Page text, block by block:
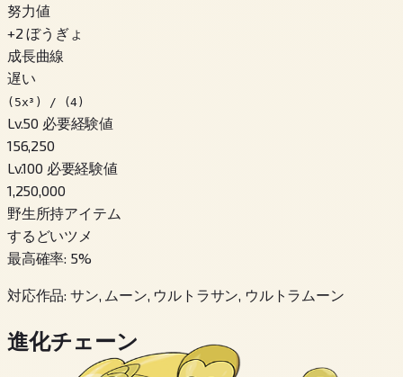
努力値
+2 ぼうぎょ
成長曲線
遅い
(5x³) / (4)
Lv.50 必要経験値
156,250
Lv.100 必要経験値
1,250,000
野生所持アイテム
するどいツメ
最高確率: 5%
対応作品: サン, ムーン, ウルトラサン, ウルトラムーン
進化チェーン